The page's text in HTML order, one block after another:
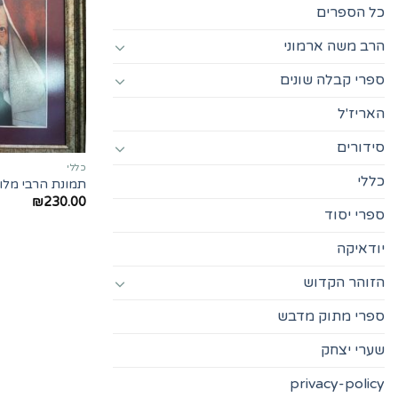
כל הספרים
הרב משה ארמוני
ספרי קבלה שונים
האריז'ל
סידורים
כללי
ספרי יסוד
יודאיקה
הזוהר הקדוש
ספרי מתוק מדבש
שערי יצחק
privacy-policy
כללי
תמונת הרבי
₪230.00